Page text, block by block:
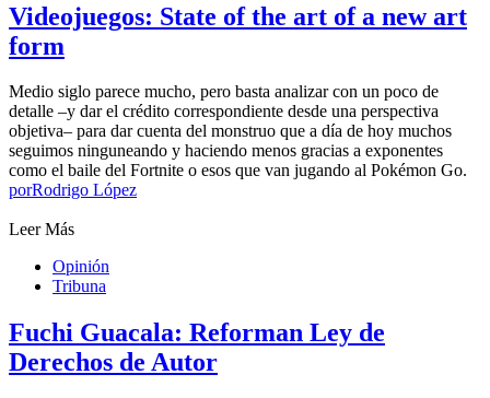
Videojuegos: State of the art of a new art
form
Medio siglo parece mucho, pero basta analizar con un poco de
detalle –y dar el crédito correspondiente desde una perspectiva
objetiva– para dar cuenta del monstruo que a día de hoy muchos
seguimos ninguneando y haciendo menos gracias a exponentes
como el baile del Fortnite o esos que van jugando al Pokémon Go.
porRodrigo López
Leer Más
Opinión
Tribuna
Fuchi Guacala: Reforman Ley de
Derechos de Autor